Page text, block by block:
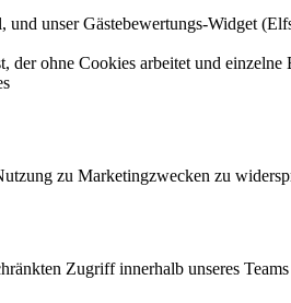
unser Gästebewertungs-Widget
ohne Cookies arbeitet und
zu Marketingzwecken zu
Zugriff innerhalb unseres